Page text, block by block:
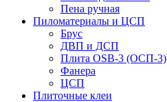
Пена ручная
Пиломатериалы и ЦСП
Брус
ДВП и ДСП
Плита OSB-3 (ОСП-3)
Фанера
ЦСП
Плиточные клеи